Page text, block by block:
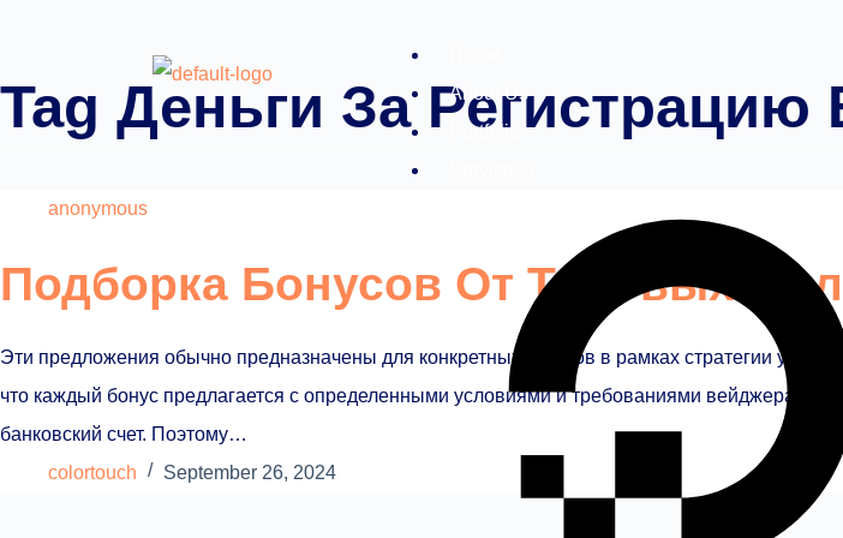
About Us
Portfolio
Tag Деньги За Регистрацию
anonymous
Подборка Бонусов От Топовых
Эти предложения обычно предназначены для конкретных игроков в рамках стратегии
что каждый бонус предлагается с определенными условиями и требованиями вейджера,
банковский счет. Поэтому…
colortouch
September 26, 2024